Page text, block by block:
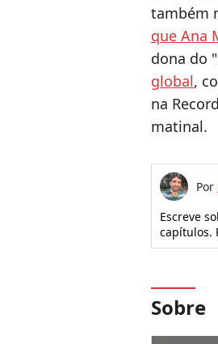
também
que Ana
dona do
global,
na
matinal.
Por
Escreve
capítulos.
Sobre